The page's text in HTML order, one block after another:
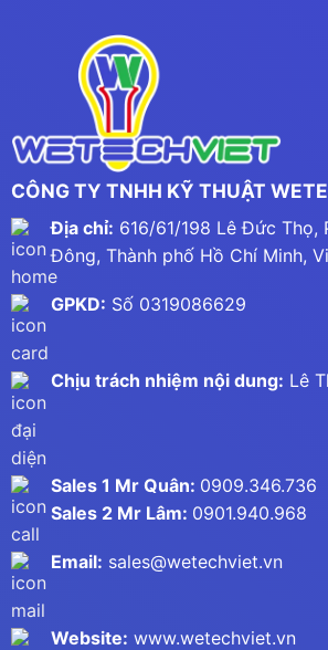
CÔNG TY TNHH KỸ THUẬT
Địa chỉ: 616/61/198 Lê Đức Thọ,
Đông, Thành phố Hồ Chí Minh,
GPKD: Số 0319086629
Chịu trách nhiệm nội dung: Lê
Sales 1 Mr Quân: 0909.346.736
Sales 2 Mr Lâm: 0901.940.968
Email: sales@wetechviet.vn
Website: www.wetechviet.vn